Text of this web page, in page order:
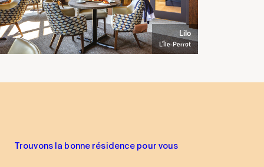
Lilo
L'Île-Perrot
Trouvons la bonne résidence pour vous